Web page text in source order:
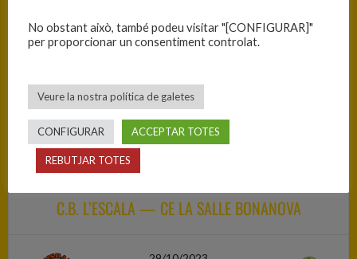
Primer equip femení 2023-24
C.B. VILASSAR DE DALT — F.C. MARTINENC
29/10/2023
(Jornada 5)
C.B. L’ESCALA — CE LA SALLE BONANOVA
No obstant això, també podeu visitar "[CONFIGURAR]"
per proporcionar un consentiment controlat.
Veure la nostra política de galetes
CONFIGURAR ACCEPTAR TOTES
REBUTJAR TOTES